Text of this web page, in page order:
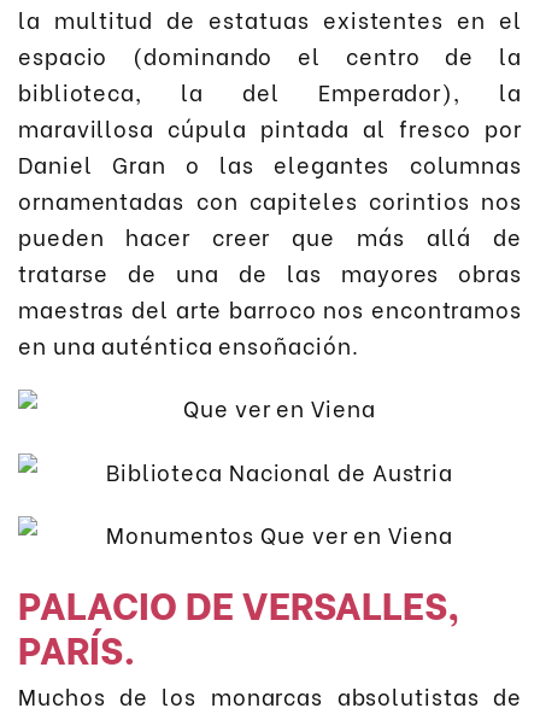
la multitud de estatuas existentes en el
espacio (dominando el centro de la
biblioteca, la del Emperador), la
maravillosa cúpula pintada al fresco por
Daniel Gran o las elegantes columnas
ornamentadas con capiteles corintios nos
pueden hacer creer que más allá de
tratarse de una de las mayores obras
maestras del arte barroco nos encontramos
en una auténtica ensoñación.
PALACIO DE VERSALLES,
PARÍS.
Muchos de los monarcas absolutistas de